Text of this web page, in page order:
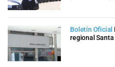
Boletín Oficial
regional Santa